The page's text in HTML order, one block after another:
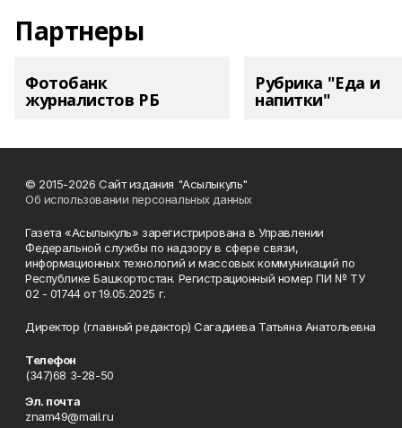
Партнеры
Фотобанк
журналистов РБ
Рубрика "Еда и
напитки"
© 2015-2026 Сайт издания "Асылыкуль"
Об использовании персональных данных
Газета «Асылыкуль» зарегистрирована в Управлении
Федеральной службы по надзору в сфере связи,
информационных технологий и массовых коммуникаций по
Республике Башкортостан. Регистрационный номер ПИ № ТУ
02 - 01744 от 19.05.2025 г.
Директор (главный редактор) Сагадиева Татьяна Анатольевна
Телефон
(347)68 3-28-50
Эл. почта
znam49@mail.ru